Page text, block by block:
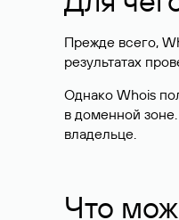
Прежде всего,
результатах
Однако Whois
в доменной
владельце.
Что